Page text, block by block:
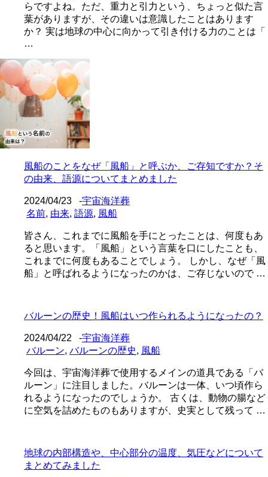
らですよね。ただ、重力と引力という、ちょっと似た言
葉がありますが、その違いは意識したことはあります
か？ 実は地球の中心に向かって引き付ける力のことは「
…
風船のことをなぜ「風船」と呼ぶか、ご存知ですか？そ
の由来、語源についてまとめました
2024/04/23 -宇宙海洋葬
名前, 由来, 語源, 風船
皆さん、これまでに風船を手にとったことは、何度もあ
ると思います。「風船」という言葉を口にしたことも、
これまでに何度もあることでしょう。 しかし、なぜ「風
船」と呼ばれるようになったのかは、ご存じないので …
バルーンの歴史！風船はいつ作られるようになったの？
2024/04/22 -宇宙海洋葬
バルーン, バルーンの歴史, 風船
今回は、宇宙海洋葬で使用するメインの道具である「バ
ルーン」に注目しました。バルーンは一体、いつ頃作ら
れるようになったのでしょうか。 古くは、動物の腸など
に空気を詰めたものもありますが、史実として残って …
地球の内部構造や、中心部分の温度、気圧などについて
まとめてみました